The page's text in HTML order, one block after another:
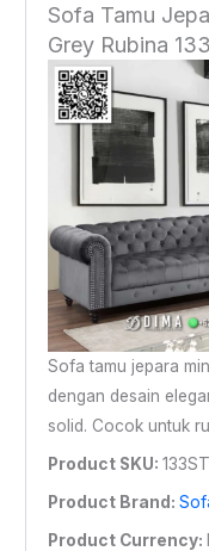
Sofa Tamu
Grey Rubina
Sofa tamu jepara
dengan desain
solid. Cocok untuk
Product SKU: 133ST
Product Brand:
Product Currency: